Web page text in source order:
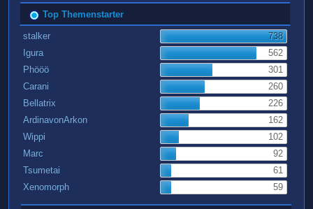
Top Themenstarter
stalker
738
Igura
562
Phööö
301
Carani
260
Bellatrix
226
ArdinavonArkon
162
Wippi
102
Marc
92
Tsumetai
61
Xenomorph
59